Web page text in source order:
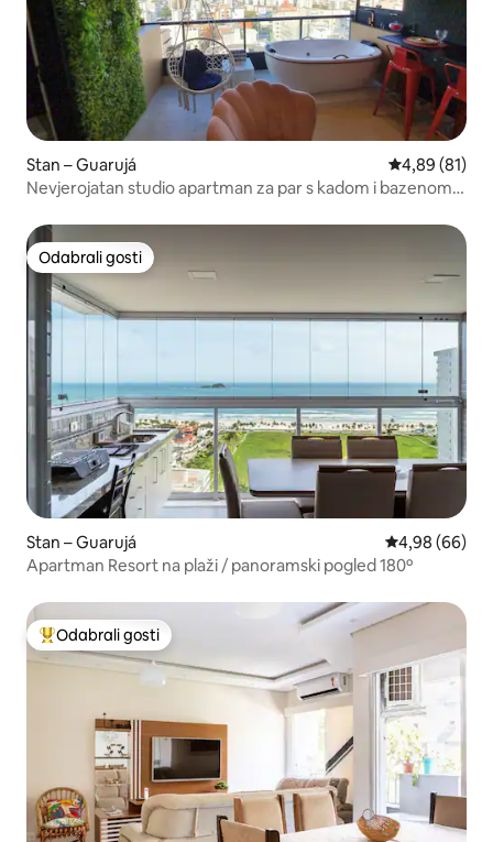
Stan – Guarujá Prosječna
4,89 (81)
Nevjerojatan studio apartman za par s kadom i bazenom i
Odabrali gosti
Odabrali gosti
Stan – Guarujá Prosječna
4,98 (66)
Apartman Resort na plaži / panoramski pogled 180º
Među najviše rangiranima s oznakom „Odabrali gosti”
Odabrali gosti